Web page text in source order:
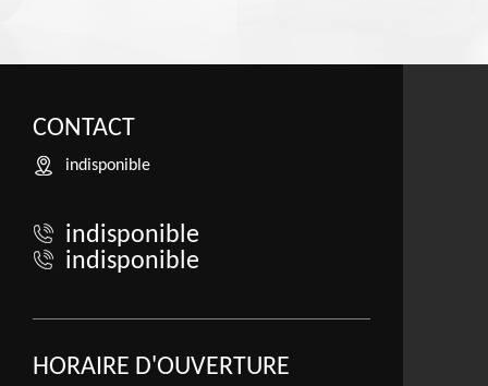
CONTACT
indisponible
indisponible
indisponible
HORAIRE D'OUVERTURE